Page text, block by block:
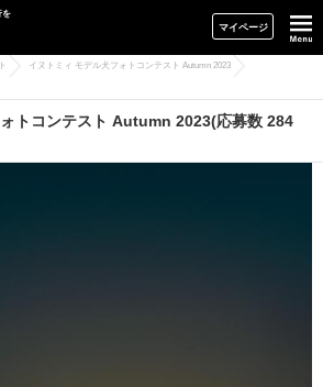
を
マイページ
イヌトミィ モデル犬フォトコンテスト Autumn 2023
トコンテスト Autumn 2023(応募数 284